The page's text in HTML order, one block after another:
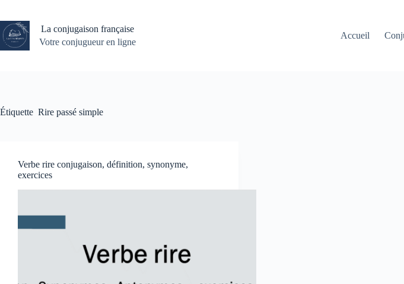
contenu
La conjugaison française
Votre conjugueur en ligne
Accueil
Étiquette Rire passé simple
Verbe rire conjugaison, définition, synonyme,
exercices